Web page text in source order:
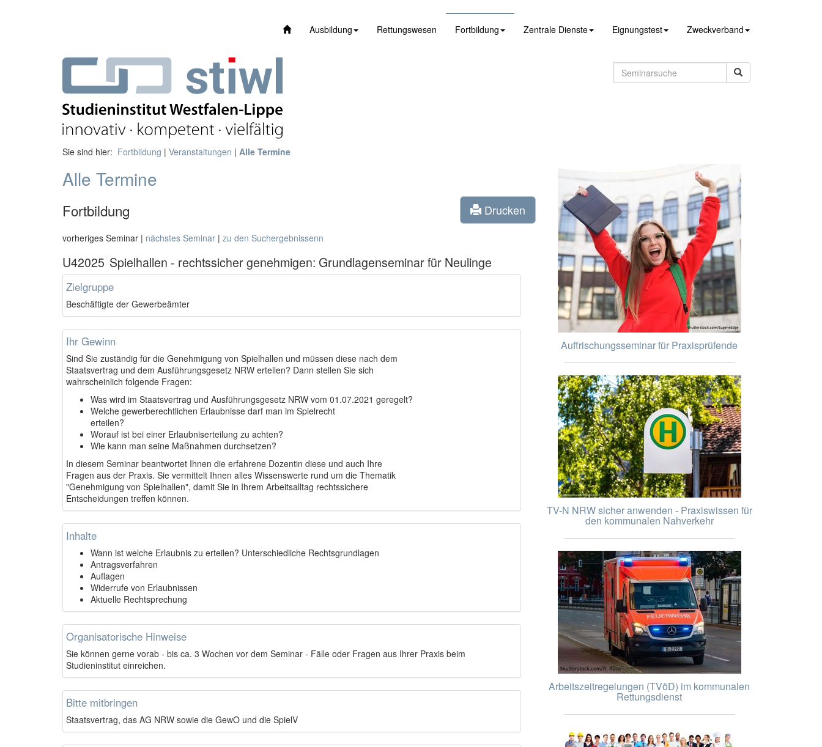
Ausbildung Rettungswesen Fortbildung Zentrale Dienste Eignungstest Zweckverband
Sie sind hier: Fortbildung | Veranstaltungen | Alle Termine
Alle Termine
Fortbildung Drucken
vorheriges Seminar | nächstes Seminar | zu den Suchergebnissenn
U42025 Spielhallen - rechtssicher genehmigen: Grundlagenseminar für Neulinge
Zielgruppe
Beschäftigte der Gewerbeämter
Ihr Gewinn
Sind Sie zuständig für die Genehmigung von Spielhallen und müssen diese nach dem
Staatsvertrag und dem Ausführungsgesetz NRW erteilen? Dann stellen Sie sich
wahrscheinlich folgende Fragen:
Was wird im Staatsvertrag und Ausführungsgesetz NRW vom 01.07.2021 geregelt?
Welche gewerberechtlichen Erlaubnisse darf man im Spielrecht
erteilen?
Worauf ist bei einer Erlaubniserteilung zu achten?
Wie kann man seine Maßnahmen durchsetzen?
In diesem Seminar beantwortet Ihnen die erfahrene Dozentin diese und auch Ihre
Fragen aus der Praxis. Sie vermittelt Ihnen alles Wissenswerte rund um die Thematik
"Genehmigung von Spielhallen", damit Sie in Ihrem Arbeitsalltag rechtssichere
Entscheidungen treffen können.
Inhalte
Wann ist welche Erlaubnis zu erteilen? Unterschiedliche Rechtsgrundlagen
Antragsverfahren
Auflagen
Widerrufe von Erlaubnissen
Aktuelle Rechtsprechung
Organisatorische Hinweise
Sie können gerne vorab - bis ca. 3 Wochen vor dem Seminar - Fälle oder Fragen aus Ihrer Praxis beim
Studieninstitut einreichen.
Bitte mitbringen
Staatsvertrag, das AG NRW sowie die GewO und die SpielV
Auffrischungsseminar für Praxisprüfende
TV-N NRW sicher anwenden - Praxiswissen für
den kommunalen Nahverkehr
Arbeitszeitregelungen (TVöD) im kommunalen
Rettungsdienst